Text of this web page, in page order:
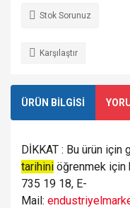
Stok Sorunuz
Karşılaştır
ÜRÜN BİLGİSİ
DİKKAT : Bu ürün için
tarihini öğrenmek için
735 19 18, E-
Mail: